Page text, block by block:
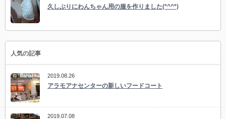
久しぶりにわんちゃん用の服を作りました(*^^*)
人気の記事
2019.08.26
アラモアナセンターの新しいフードコート
2019.07.08